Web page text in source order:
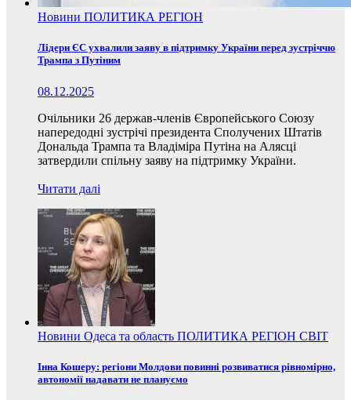
Новини ПОЛИТИКА РЕГІОН
Лідери ЄС ухвалили заяву в підтримку України перед зустріччю
Трампа з Путіним
08.12.2025
Очільники 26 держав-членів Європейського Союзу
напередодні зустрічі президента Сполучених Штатів
Дональда Трампа та Владіміра Путіна на Алясці
затвердили спільну заяву на підтримку України.
Читати далі
Новини Одеса та область ПОЛИТИКА РЕГІОН СВІТ
Інна Кошеру: регіони Молдови повинні розвиватися рівномірно,
автономії надавати не плануємо